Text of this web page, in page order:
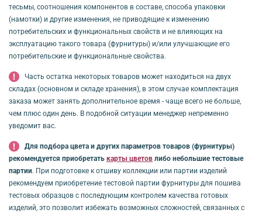
тесьмы, соотношения компонентов в составе, способа упаковки
(намотки) и другие изменения, не приводящие к изменению
потребительских и функциональных свойств и не влияющих на
эксплуатацию такого товара (фурнитуры) и/или улучшающие его
потребительские и функциональные свойства.
Часть остатка некоторых товаров может находиться на двух
складах (основном и складе хранения), в этом случае комплектация
заказа может занять дополнительное время - чаще всего не больше,
чем плюс один день. В подобной ситуации менеджер непременно
уведомит вас.
Для подбора цвета и других параметров товаров (фурнитуры)
рекомендуется приобретать карты цветов либо небольшие тестовые
партии. При подготовке к отшиву коллекции или партии изделий
рекомендуем приобретение тестовой партии фурнитуры для пошива
тестовых образцов с последующим контролем качества готовых
изделий, это позволит избежать возможных сложностей, связанных с